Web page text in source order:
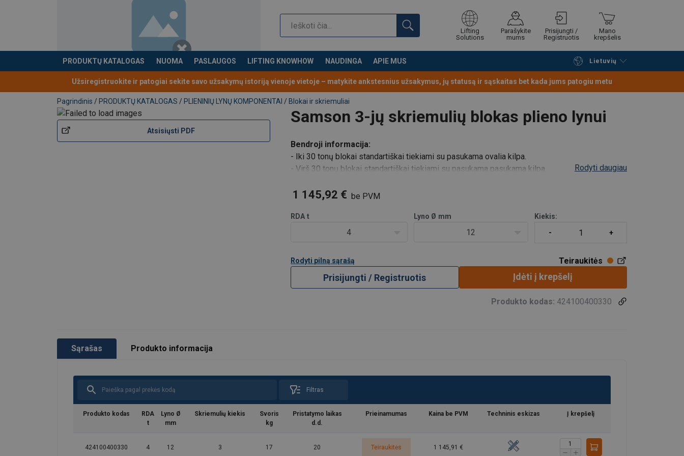
Lifting
Solutions
Parašykite
mums
Prisijungti /
Registruotis
Mano
krepšelis
PRODUKTŲ KATALOGAS NUOMA PASLAUGOS LIFTING KNOWHOW NAUDINGA APIE MUS Lietuvių
Produktas buvo pridėtas prie jūsų užklausos Tęsti naršymą Tęsti pirkimą
Užsiregistruokite ir patogiai sekite savo užsakymų istoriją vienoje vietoje – matykite ankstesnius užsakymus, jų statusą ir sąskaitas bet kada jums patogiu metu
Pagrindinis / PRODUKTŲ KATALOGAS / PLIENINIŲ LYNŲ KOMPONENTAI / Blokai ir skriemuliai
Samson 3-jų skriemulių blokas plieno lynui
Atsisiųsti PDF
Bendroji informacija:
- Iki 30 tonų blokai standartiškai tiekiami su pasukama ovalia kilpa.
- Virš 30 tonų blokai standartiškai tiekiami su pasukama pasukama kilpa.
- Standartiškai tiekiami su bronziniais gu
Rodyti daugiau
1 145,92 € be PVM
RDA t
4
Lyno Ø mm
12
Kiekis:
Rodyti pilną sąrašą Teiraukitės
Prisijungti / Registruotis Įdėti į krepšelį
Produkto kodas: 424100400330
Sąrašas Produkto informacija
Filtras
Produkto kodas
RDA
t
Lyno Ø
mm
Skriemulių kiekis
Svoris
kg
Pristatymo laikas
d.d.
Prieinamumas Kaina be PVM Techninis eskizas Į krepšelį
424100400330 4 12 3 17 20 Teiraukitės 1 145,91 €